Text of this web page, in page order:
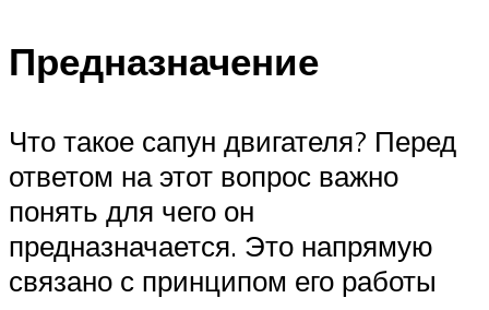
Предназначение
Что такое сапун двигателя? Перед
ответом на этот вопрос важно
понять для чего он
предназначается. Это напрямую
связано с принципом его работы